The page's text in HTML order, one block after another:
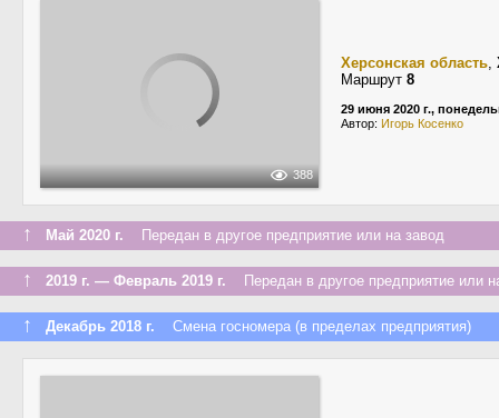
388
Херсонская область,
Маршрут 8
29 июня 2020 г.,
Автор: Игорь Косенко
↑ Май 2020 г. Передан в другое предприятие или на завод
↑ 2019 г. — Февраль 2019 г. Передан в другое предприятие или
↑ Декабрь 2018 г. Смена госномера (в пределах предприятия)